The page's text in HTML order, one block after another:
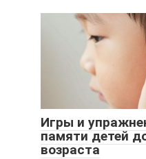
Игры и
памяти детей
возраста